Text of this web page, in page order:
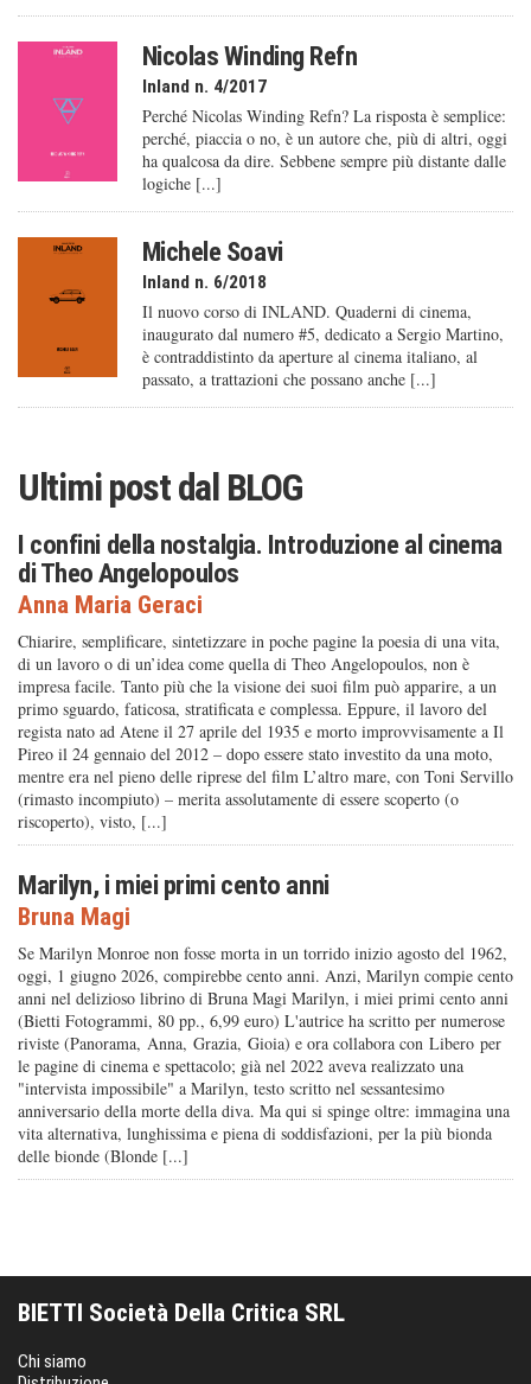
Nicolas Winding Refn
Inland n. 4/2017
Perché Nicolas Winding Refn? La risposta è semplice:
perché, piaccia o no, è un autore che, più di altri, oggi
ha qualcosa da dire. Sebbene sempre più distante dalle
logiche [...]
Michele Soavi
Inland n. 6/2018
Il nuovo corso di INLAND. Quaderni di cinema,
inaugurato dal numero #5, dedicato a Sergio Martino,
è contraddistinto da aperture al cinema italiano, al
passato, a trattazioni che possano anche [...]
Ultimi post dal BLOG
I confini della nostalgia. Introduzione al cinema
di Theo Angelopoulos
Anna Maria Geraci
Chiarire, semplificare, sintetizzare in poche pagine la poesia di una vita,
di un lavoro o di un’idea come quella di Theo Angelopoulos, non è
impresa facile. Tanto più che la visione dei suoi film può apparire, a un
primo sguardo, faticosa, stratificata e complessa. Eppure, il lavoro del
regista nato ad Atene il 27 aprile del 1935 e morto improvvisamente a Il
Pireo il 24 gennaio del 2012 – dopo essere stato investito da una moto,
mentre era nel pieno delle riprese del film L’altro mare, con Toni Servillo
(rimasto incompiuto) – merita assolutamente di essere scoperto (o
riscoperto), visto, [...]
Marilyn, i miei primi cento anni
Bruna Magi
Se Marilyn Monroe non fosse morta in un torrido inizio agosto del 1962,
oggi, 1 giugno 2026, compirebbe cento anni. Anzi, Marilyn compie cento
anni nel delizioso librino di Bruna Magi Marilyn, i miei primi cento anni
(Bietti Fotogrammi, 80 pp., 6,99 euro) L'autrice ha scritto per numerose
riviste (Panorama, Anna, Grazia, Gioia) e ora collabora con Libero per
le pagine di cinema e spettacolo; già nel 2022 aveva realizzato una
"intervista impossibile" a Marilyn, testo scritto nel sessantesimo
anniversario della morte della diva. Ma qui si spinge oltre: immagina una
vita alternativa, lunghissima e piena di soddisfazioni, per la più bionda
delle bionde (Blonde [...]
BIETTI Società Della Critica SRL
Chi siamo